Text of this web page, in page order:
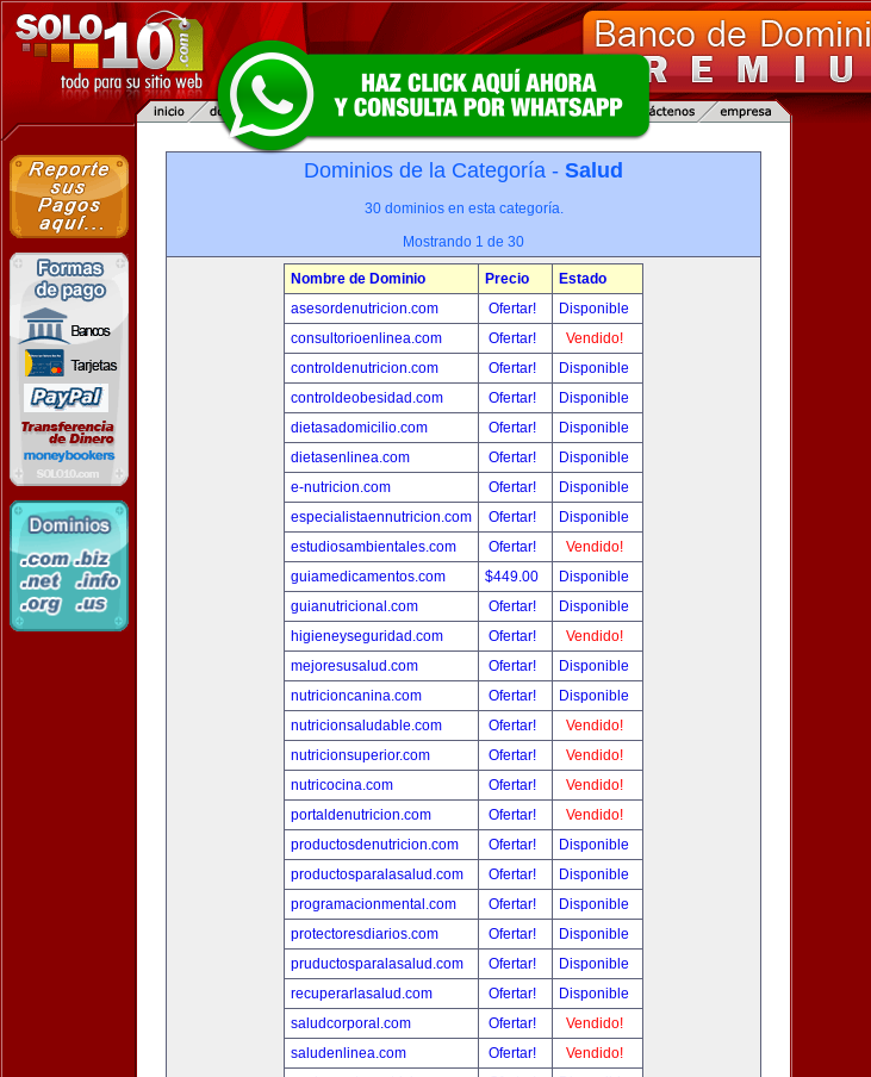
Dominios de la Categoría - Salud
30 dominios en esta categoría.
Mostrando 1 de 30
Nombre de Dominio Precio
Estado
asesordenutricion.com
Ofertar!
Disponible
consultorioenlinea.com
Ofertar!
Vendido!
controldenutricion.com
Ofertar!
Disponible
controldeobesidad.com
Ofertar!
Disponible
dietasadomicilio.com
Ofertar!
Disponible
dietasenlinea.com
Ofertar!
Disponible
e-nutricion.com
Ofertar!
Disponible
especialistaennutricion.com
Ofertar!
Disponible
estudiosambientales.com
Ofertar!
Vendido!
guiamedicamentos.com
$449.00
Disponible
guianutricional.com
Ofertar!
Disponible
higieneyseguridad.com
Ofertar!
Vendido!
mejoresusalud.com
Ofertar!
Disponible
nutricioncanina.com
Ofertar!
Disponible
nutricionsaludable.com
Ofertar!
Vendido!
nutricionsuperior.com
Ofertar!
Vendido!
nutricocina.com
Ofertar!
Vendido!
portaldenutricion.com
Ofertar!
Vendido!
productosdenutricion.com
Ofertar!
Disponible
productosparalasalud.com
Ofertar!
Disponible
programacionmental.com
Ofertar!
Disponible
protectoresdiarios.com
Ofertar!
Disponible
pruductosparalasalud.com
Ofertar!
Disponible
recuperarlasalud.com
Ofertar!
Disponible
saludcorporal.com
Ofertar!
Vendido!
saludenlinea.com
Ofertar!
Vendido!